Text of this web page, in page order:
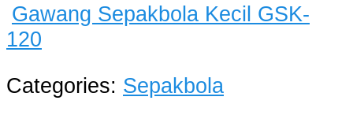
Gawang Sepakbola Kecil GSK-
120
Categories: Sepakbola